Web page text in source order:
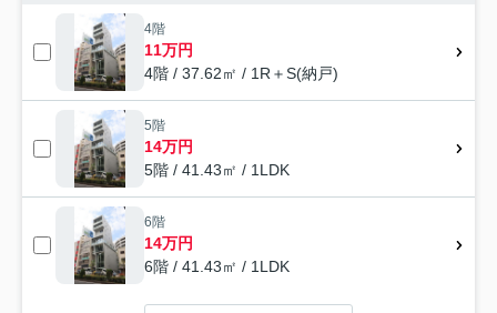
4階
11万円
4階 / 37.62㎡ / 1R＋S(納戸)
5階
14万円
5階 / 41.43㎡ / 1LDK
6階
14万円
6階 / 41.43㎡ / 1LDK